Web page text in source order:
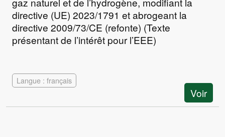
directive (UE) 2023/1791 et abrogeant la
directive 2009/73/CE (refonte) (Texte
présentant de l’intérêt pour l’EEE)
Langue : français
Voir